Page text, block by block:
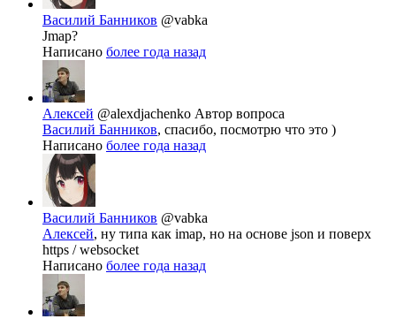
Василий Банников @vabka
Jmap?
Написано более года назад
Алексей @alexdjachenko Автор вопроса
Василий Банников, спасибо, посмотрю что это )
Написано более года назад
Василий Банников @vabka
Алексей, ну типа как imap, но на основе json и поверх
https / websocket
Написано более года назад